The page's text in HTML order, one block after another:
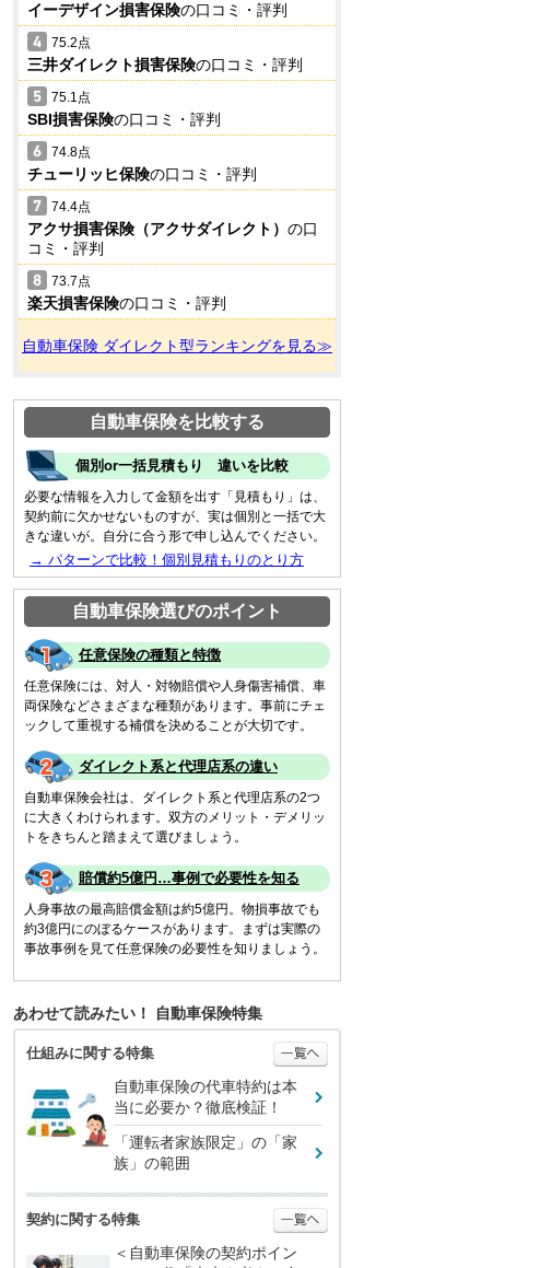
イーデザイン損害保険の口コミ・評判
75.2点
三井ダイレクト損害保険の口コミ・評判
75.1点
SBI損害保険の口コミ・評判
74.8点
チューリッヒ保険の口コミ・評判
74.4点
アクサ損害保険（アクサダイレクト） の口
コミ・評判
73.7点
楽天損害保険の口コミ・評判
自動車保険 ダイレクト型ランキングを見る≫
自動車保険を比較する
個別or一括見積もり 違いを比較
必要な情報を入力して金額を出す「見積もり」は、
契約前に欠かせないものすが、実は個別と一括で大
きな違いが。自分に合う形で申し込んでください。
→ パターンで比較！個別見積もりのとり方
自動車保険選びのポイント
任意保険の種類と特徴
任意保険には、対人・対物賠償や人身傷害補償、車
両保険などさまざまな種類があります。事前にチェ
ックして重視する補償を決めることが大切です。
ダイレクト系と代理店系の違い
自動車保険会社は、ダイレクト系と代理店系の2つ
に大きくわけられます。双方のメリット・デメリッ
トをきちんと踏まえて選びましょう。
賠償約5億円…事例で必要性を知る
人身事故の最高賠償金額は約5億円。物損事故でも
約3億円にのぼるケースがあります。まずは実際の
事故事例を見て任意保険の必要性を知りましょう。
あわせて読みたい！ 自動車保険特集
仕組みに関する特集
自動車保険の代車特約は本
当に必要か？徹底検証！
「運転者家族限定」の「家
族」の範囲
契約に関する特集
＜自動車保険の契約ポイン